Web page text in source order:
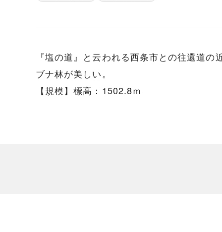
『塩の道』と云われる西条市との往還道の
ブナ林が美しい。
【規模】標高：1502.8ｍ